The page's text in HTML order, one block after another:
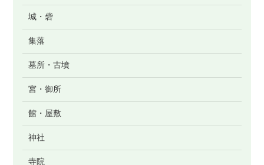
城・砦
集落
墓所・古墳
宮・御所
館・屋敷
神社
寺院